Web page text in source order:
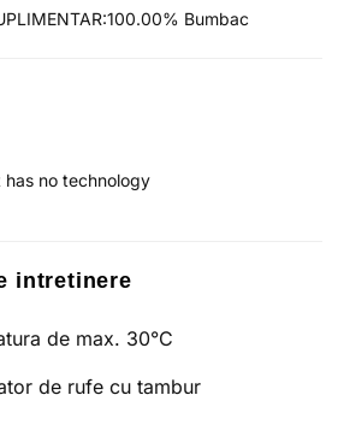
Bumbac
no technology
intretinere
de max. 30°C
de rufe cu tambur